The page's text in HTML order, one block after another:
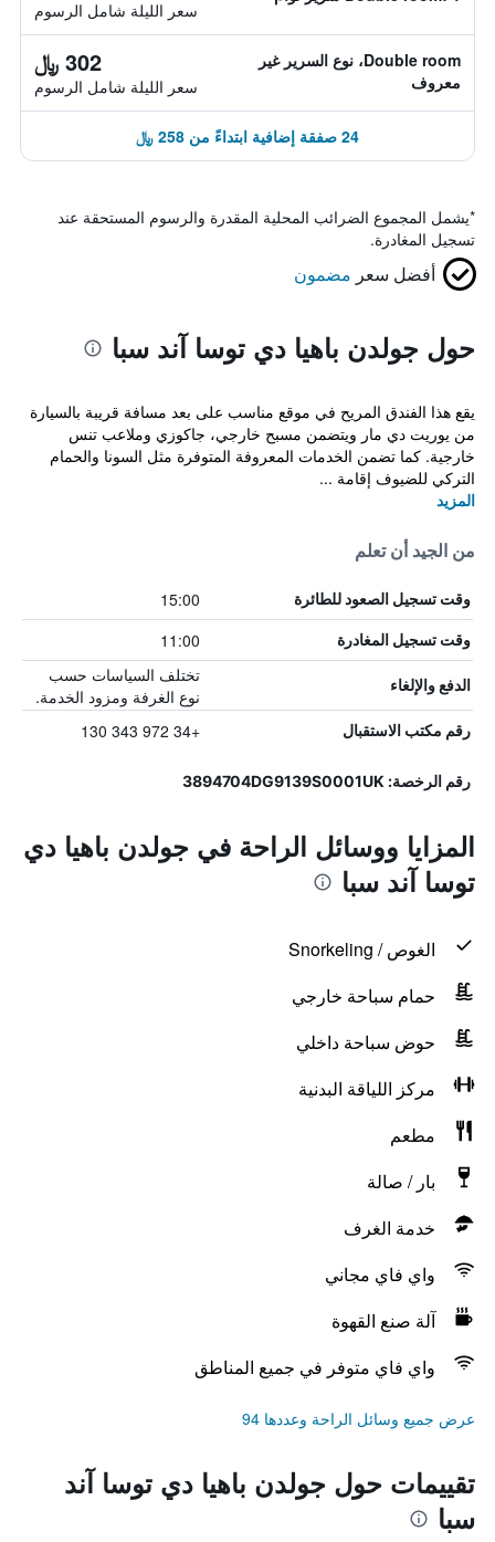
سعر الليلة شامل الرسوم
Double room، نوع السرير غير
معروف
302 ﷼
سعر الليلة شامل الرسوم
24 صفقة إضافية ابتداءً من 258 ﷼
*يشمل المجموع الضرائب المحلية المقدرة والرسوم المستحقة عند
تسجيل المغادرة.
أفضل سعر مضمون
حول جولدن باهيا دي توسا آند سبا
يقع هذا الفندق المريح في موقع مناسب على بعد مسافة قريبة بالسيارة
من يوريت دي مار ويتضمن مسبح خارجي، جاكوزي وملاعب تنس
خارجية. كما تضمن الخدمات المعروفة المتوفرة مثل السونا والحمام
التركي للضيوف إقامة ...
المزيد
من الجيد أن تعلم
وقت تسجيل الصعود للطائرة 15:00
وقت تسجيل المغادرة 11:00
الدفع والإلغاء
تختلف السياسات حسب
نوع الغرفة ومزود الخدمة.
رقم مكتب الاستقبال +34 972 343 130
رقم الرخصة: 3894704DG9139S0001UK
المزايا ووسائل الراحة في جولدن باهيا دي
توسا آند سبا
الغوص / Snorkeling
حمام سباحة خارجي
حوض سباحة داخلي
مركز اللياقة البدنية
مطعم
بار / صالة
خدمة الغرف
واي فاي مجاني
آلة صنع القهوة
واي فاي متوفر في جميع المناطق
عرض جميع وسائل الراحة وعددها 94
تقييمات حول جولدن باهيا دي توسا آند
سبا